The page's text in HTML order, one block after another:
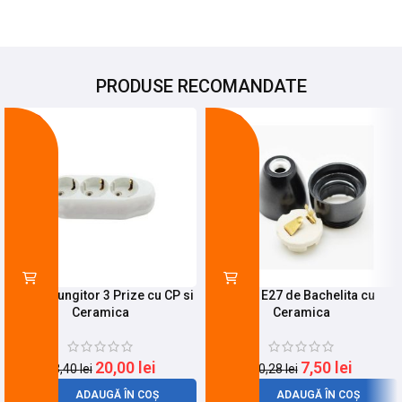
PRODUSE RECOMANDATE
Cap Prelungitor 3 Prize cu CP si
Ceramica
23,40lei 20,00 lei
ADAUGĂ ÎN COȘ
Dulie E27 de Bachelita cu
Ceramica
10,28lei 7,50 lei
ADAUGĂ ÎN COȘ